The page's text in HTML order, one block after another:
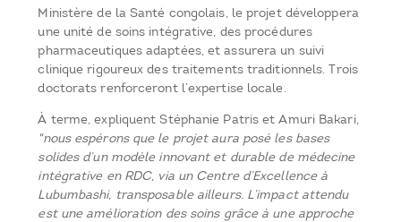
Ministère de la Santé congolais, le projet développera
une unité de soins intégrative, des procédures
pharmaceutiques adaptées, et assurera un suivi
clinique rigoureux des traitements traditionnels. Trois
doctorats renforceront l’expertise locale.
À terme, expliquent Stéphanie Patris et Amuri Bakari,
"nous espérons que le projet aura posé les bases
solides d’un modèle innovant et durable de médecine
intégrative en RDC, via un Centre d’Excellence à
Lubumbashi, transposable ailleurs. L’impact attendu
est une amélioration des soins grâce à une approche